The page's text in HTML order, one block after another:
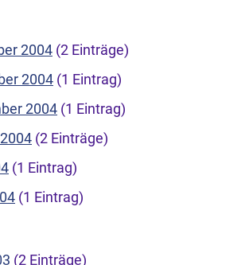
2004 (2 Einträge)
2004 (1 Eintrag)
2004 (1 Eintrag)
(2 Einträge)
(1 Eintrag)
(1 Eintrag)
(2 Einträge)